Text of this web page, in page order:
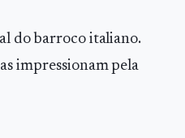
do barroco italiano.
impressionam pela